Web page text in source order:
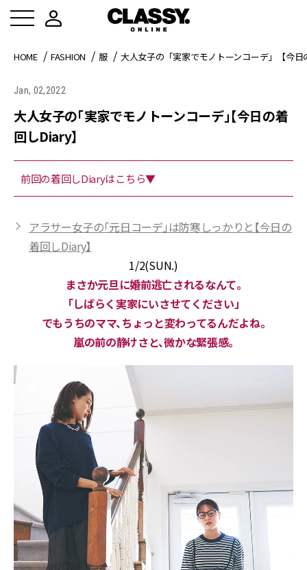
HOME FASHION 服 大人女子の「実家でモノトーンコーデ」【今日
Jan, 02,2022
大人女子の「実家でモノトーンコーデ」【今日の着
回しDiary】
前回の着回しDiaryはこちら▼
アラサー女子の「元日コーデ」は防寒しっかりと【今日の
着回しDiary】
1/2(SUN.)
まさか元旦に婚前逃亡されるなんて。
「しばらく実家にいさせてください」
でもうちのママ、ちょっと変わってるんだよね。
嵐の前の静けさと、微かな緊張感。